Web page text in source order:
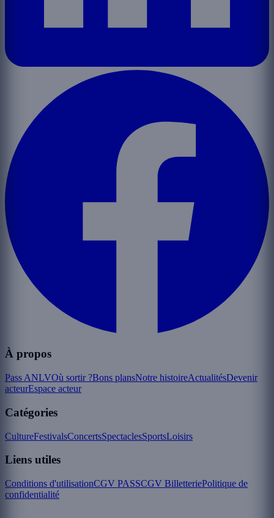
À propos
Pass ANLVOù sortir ?Bons plansNotre histoireActualitésDevenir
acteurEspace acteur
Catégories
CultureFestivalsConcertsSpectaclesSportsLoisirs
Liens utiles
Conditions d'utilisationCGV PASSCGV BilletteriePolitique de
confidentialité